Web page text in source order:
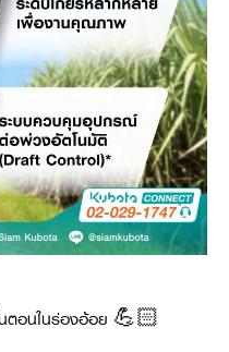
นตอนในร่องอ้อย 💪🏻